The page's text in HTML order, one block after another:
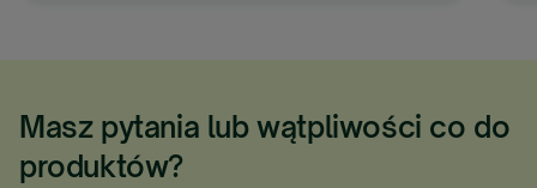
Masz pytania lub wątpliwości co do
produktów?